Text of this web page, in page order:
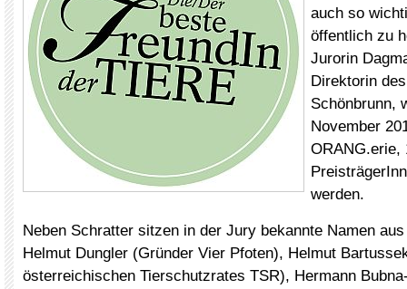
auch so
öffentlich zu
Jurorin
Direktorin
Schönbrunn,
November
ORANG.erie,
werden.
Neben Schratter sitzen in der Jury bekannte Namen
Helmut Dungler (Gründer Vier Pfoten), Helmut
österreichischen Tierschutzrates TSR), Hermann